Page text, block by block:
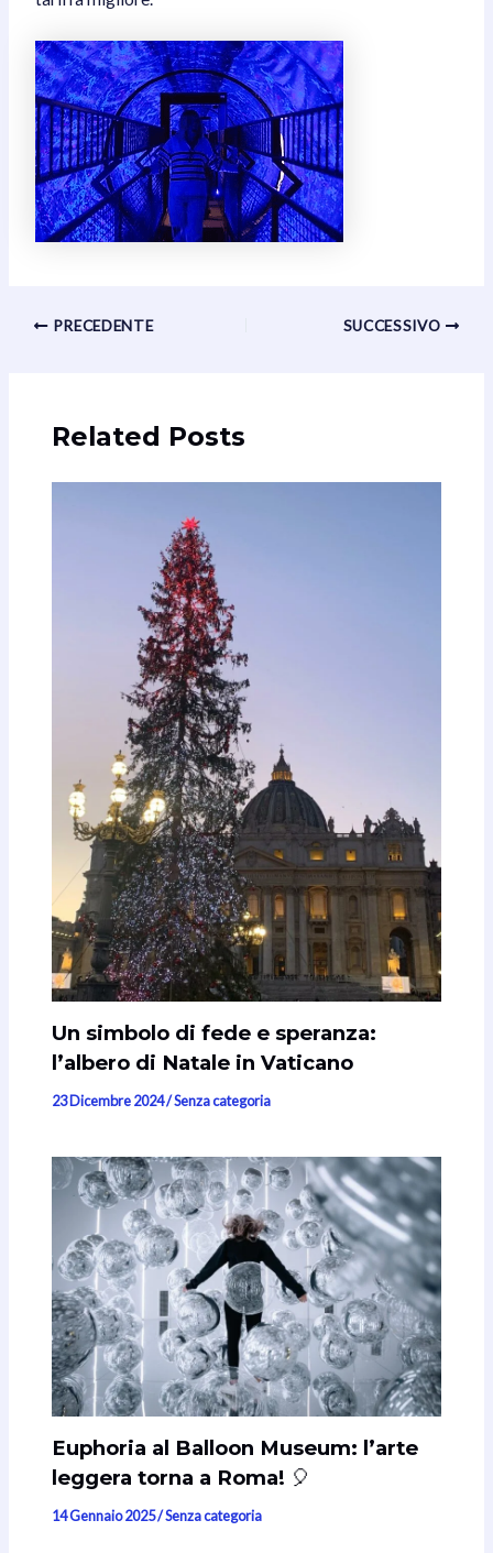
Navigazione
PRECEDENTE SUCCESSIVO
Related Posts
Un simbolo di fede e speranza:
l’albero di Natale in Vaticano
23 Dicembre 2024/Senza categoria
Euphoria al Balloon Museum: l’arte
leggera torna a Roma! 🎈
14 Gennaio 2025/Senza categoria